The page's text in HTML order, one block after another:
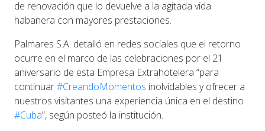
de renovación que lo devuelve a la agitada vida
habanera con mayores prestaciones.
Palmares S.A. detalló en redes sociales que el retorno
ocurre en el marco de las celebraciones por el 21
aniversario de esta Empresa Extrahotelera “para
continuar#CreandoMomentos inolvidables y ofrecer a
nuestros visitantes una experiencia única en el destino
#Cuba”, según posteó la institución.